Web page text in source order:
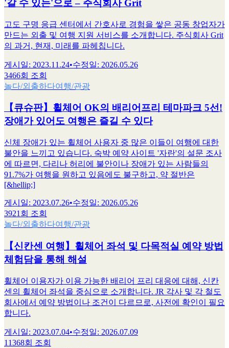
'갈 수 있는'으로 – 주식회사 Grit
고도 구명 응급 센터에서 간호사로 경험을 쌓은 공동 창업자가
만드는 외출 및 여행 지원 서비스를 소개합니다. 주식회사 Grit
의 과거, 현재, 미래를 파헤칩니다.
게시일: 2023.11.24•수정일: 2026.05.26
3466회 조회
놀다/외출하다여행/관광
【큐슈판】휠체어 OK의 배리어프리 테마파크 5선!
장애가 있어도 여행은 즐길 수 있다
신체 장애가 있는 휠체어 사용자 중 많은 이들이 여행에 대한
불안을 느끼고 있습니다. 숙박 예약 사이트 '자란'의 설문 조사
에 따르면, 다리나 허리에 불안이나 장애가 있는 사람들의
91.7%가 여행을 원하고 있음에도 불구하고, 약 절반은
[&hellip;]
게시일: 2023.07.26•수정일: 2026.05.26
3921회 조회
놀다/외출하다여행/관광
【신칸센 여행】휠체어 좌석 및 다목적실 예약 방법
체험담을 통해 해설
휠체어 이용자가 이용 가능한 배리어 프리 대응에 대해, 신칸
센의 휠체어 좌석을 중심으로 소개합니다. JR 각사 및 각 철도
회사에서 예약 방법이나 조건이 다르므로, 사전에 확인이 필요
합니다.
게시일: 2023.07.04•수정일: 2026.07.09
11368회 조회